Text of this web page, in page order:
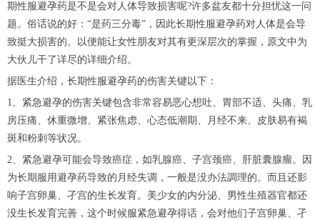
期性服避孕药是不是会对人体导致损害呢?许多盆友都十分担忧这一问
题。俗话说的好：“是药三分毒”，因此长期性服避孕药对人体是会导
致挺大损害的。以便能让女性朋友对其有更深层次的掌握，原文中为
大伙儿干了详尽的详细介绍。
据医生介绍，长期性服避孕药的伤害关键以下：
1、紧急避孕的伤害关键包含非常容易恶心想吐、胃部不适、头痛、乳
房压痛、休重微增、紧张焦虑、心态低潮期、月经不来、皮肤易有褐
斑和粉刺等状况。
2、紧急避孕可能会导致癌症，如乳腺癌、子宫颈癌、肝脏囊腺瘤。因
为长期服用避孕药导致的月经失调，一般是没办法調理的。而且还影
响子宫卵巢、孑宫的生长发育。美少女的内分泌、男性生殖器官都还
没生长发育完善，这个时候服紧急避孕得话，会对他们子宫卵巢、孑